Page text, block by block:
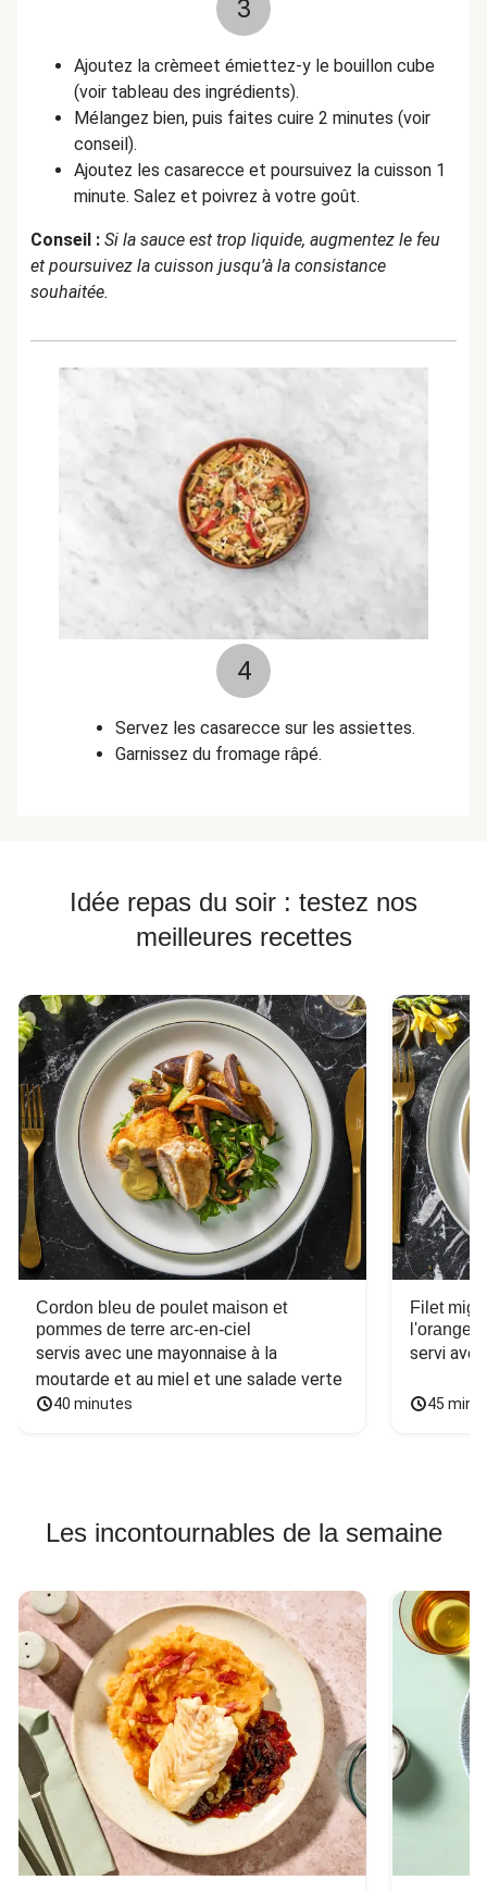
3
Ajoutez la crèmeet émiettez-y le bouillon cube
(voir tableau des ingrédients).
Mélangez bien, puis faites cuire 2 minutes (voir
conseil).
Ajoutez les casarecce et poursuivez la cuisson 1
minute. Salez et poivrez à votre goût.
Conseil : Si la sauce est trop liquide, augmentez le feu
et poursuivez la cuisson jusqu’à la consistance
souhaitée.
4
Servez les casarecce sur les assiettes.
Garnissez du fromage râpé.
Idée repas du soir : testez nos
meilleures recettes
Cordon bleu de poulet maison et
pommes de terre arc-en-ciel
servis avec une mayonnaise à la
moutarde et au miel et une salade verte
40 minutes
Filet
l'orange
servi
45
Les incontournables de la semaine